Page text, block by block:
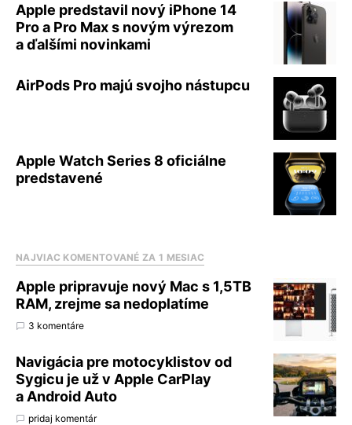
Apple predstavil nový iPhone 14
Pro a Pro Max s novým výrezom
a ďalšími novinkami
AirPods Pro majú svojho nástupcu
Apple Watch Series 8 oficiálne
predstavené
NAJVIAC KOMENTOVANÉ ZA 1 MESIAC
Apple pripravuje nový Mac s 1,5TB
RAM, zrejme sa nedoplatíme
3 komentáre
Navigácia pre motocyklistov od
Sygicu je už v Apple CarPlay
a Android Auto
pridaj komentár